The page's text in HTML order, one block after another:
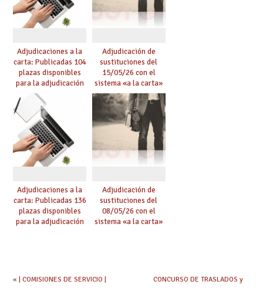
Adjudicaciones a la
carta: Publicadas 104
plazas disponibles
para la adjudicación
de mañana y abierto
plazo de solicitudes
Adjudicación de
sustituciones del
15/05/26 con el
sistema «a la carta»
conseguido con el
Acuerdo de Mejoras
Adjudicaciones a la
carta: Publicadas 136
plazas disponibles
para la adjudicación
Adjudicación de
sustituciones del
08/05/26 con el
sistema «a la carta»
« | COMISIONES DE SERVICIO |
CONCURSO DE TRASLADOS y